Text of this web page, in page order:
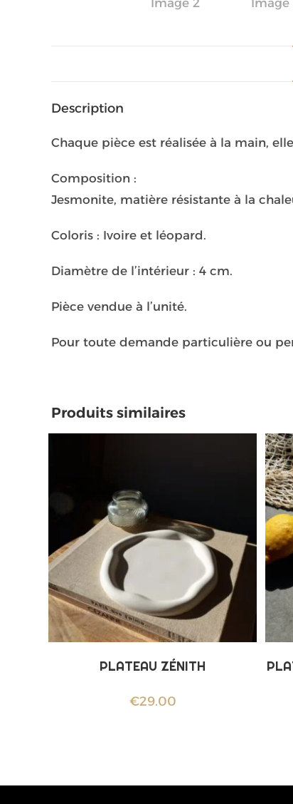
Description
Chaque pièce est réalisée à la main,
Composition :
Jesmonite, matière résistante à la
Coloris : Ivoire et léopard.
Diamètre de l’intérieur : 4 cm.
Pièce vendue à l’unité.
Pour toute demande particulière ou
Produits similaires
PLATEAU ZÉNITH
€29.00